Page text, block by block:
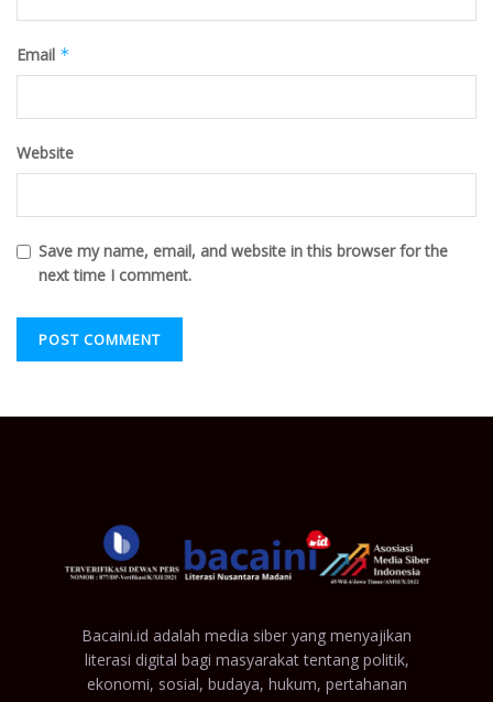
Email *
Website
Save my name, email, and website in this browser for the
next time I comment.
Bacaini.id adalah media siber yang menyajikan
literasi digital bagi masyarakat tentang politik,
ekonomi, sosial, budaya, hukum, pertahanan